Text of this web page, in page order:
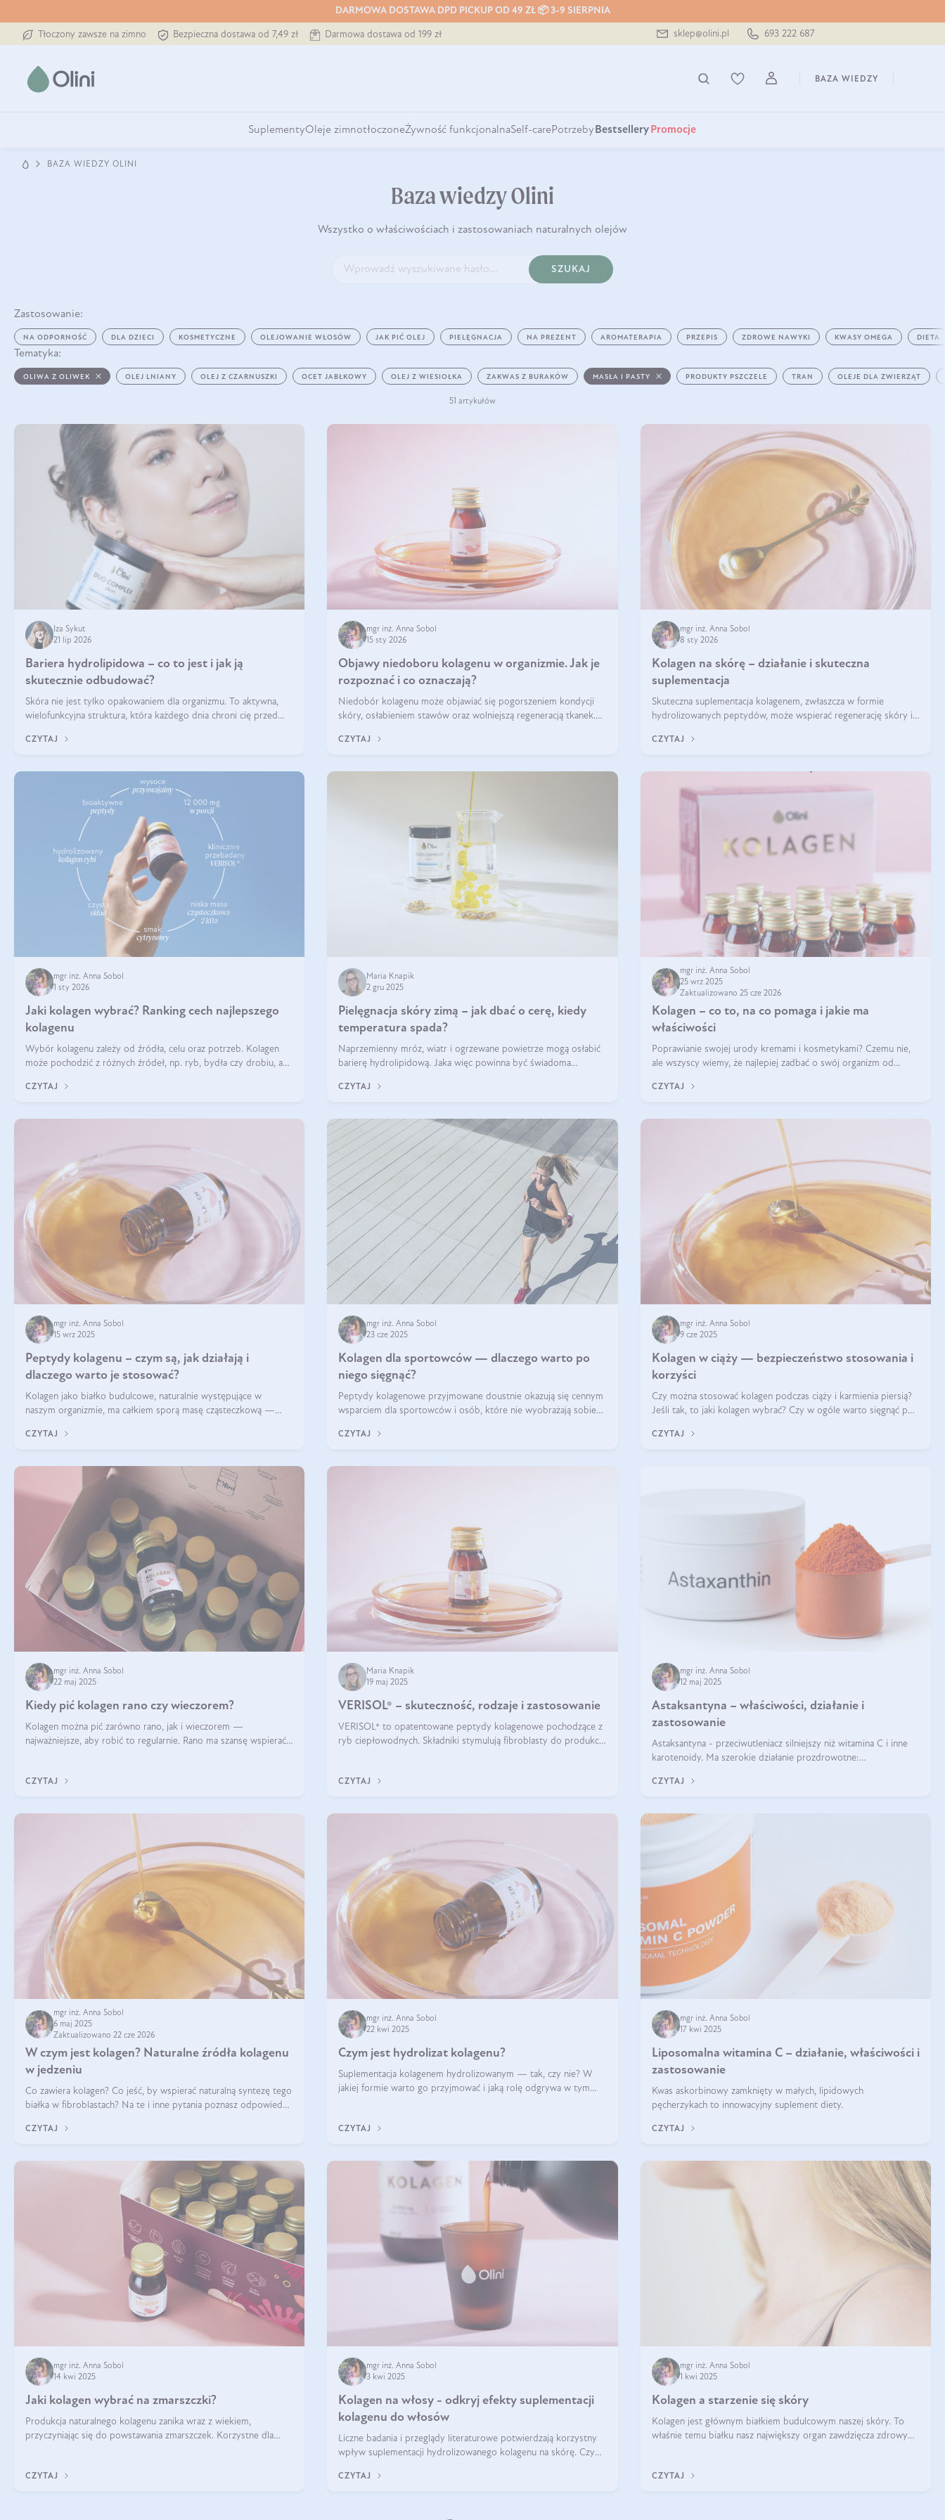
DARMOWA DOSTAWA DPD PICKUP OD 49 ZŁ 📦 3-9 SIERPNIA
Tłoczony zawsze na zimno Bezpieczna dostawa od 7,49 zł Darmowa dostawa od 199 zł sklep@olini.pl 693 222 687
BAZA WIEDZY
SuplementyOleje zimnotłoczoneŻywność funkcjonalnaSelf-carePotrzeby Bestsellery Promocje
BAZA WIEDZY OLINI
Baza wiedzy Olini
Wszystko o właściwościach i zastosowaniach naturalnych olejów
SZUKAJ
Zastosowanie:
NA ODPORNOŚĆ DLA DZIECI KOSMETYCZNE OLEJOWANIE WŁOSÓW JAK PIĆ OLEJ PIELĘGNACJA NA PREZENT AROMATERAPIA PRZEPIS ZDROWE NAWYKI KWASY OMEGA DIETA
Tematyka:
OLIWA Z OLIWEK OLEJ LNIANY OLEJ Z CZARNUSZKI OCET JABŁKOWY OLEJ Z WIESIOŁKA ZAKWAS Z BURAKÓW MASŁA I PASTY PRODUKTY PSZCZELE TRAN OLEJE DLA ZWIERZĄT
51 artykułów
Iza Sykut
21 lip 2026
Bariera hydrolipidowa – co to jest i jak ją
skutecznie odbudować?
Skóra nie jest tylko opakowaniem dla organizmu. To aktywna,
wielofunkcyjna struktura, która każdego dnia chroni cię przed
środowiskowymi. Jednym z jej kluczowych elementów jest
CZYTAJ
mgr inż. Anna Sobol
15 sty 2026
Objawy niedoboru kolagenu w organizmie. Jak je
rozpoznać i co oznaczają?
Niedobór kolagenu może objawiać się pogorszeniem kondycji
skóry, osłabieniem stawów oraz wolniejszą regeneracją tkanek.
skóry, bóle stawów, łamliwość paznokci oraz osłabienie włosów.
CZYTAJ
mgr inż. Anna Sobol
8 sty 2026
Kolagen na skórę – działanie i skuteczna
suplementacja
Skuteczna suplementacja kolagenem, zwłaszcza w formie
hydrolizowanych peptydów, może wspierać regenerację skóry i
regularnością stosowania.
CZYTAJ
mgr inż. Anna Sobol
1 sty 2026
Jaki kolagen wybrać? Ranking cech najlepszego
kolagenu
Wybór kolagenu zależy od źródła, celu oraz potrzeb. Kolagen
może pochodzić z różnych źródeł, np. ryb, bydła czy drobiu, a
sprawdza się kolagen rybi, a dla wspierania stawów — kolagen
CZYTAJ
Maria Knapik
2 gru 2025
Pielęgnacja skóry zimą – jak dbać o cerę, kiedy
temperatura spada?
Naprzemienny mróz, wiatr i ogrzewane powietrze mogą osłabić
barierę hydrolipidową. Jaka więc powinna być świadoma
CZYTAJ
mgr inż. Anna Sobol
25 wrz 2025
Zaktualizowano 25 cze 2026
Kolagen – co to, na co pomaga i jakie ma
właściwości
Poprawianie swojej urody kremami i kosmetykami? Czemu nie,
ale wszyscy wiemy, że najlepiej zadbać o swój organizm od
zewnętrzny prezentował się zdrowo i atrakcyjnie. Stosowanie
CZYTAJ
mgr inż. Anna Sobol
15 wrz 2025
Peptydy kolagenu – czym są, jak działają i
dlaczego warto je stosować?
Kolagen jako białko budulcowe, naturalnie występujące w
naszym organizmie, ma całkiem sporą masę cząsteczkową —
formie, byłby trudno strawialny. Aby był lepiej przyswajalny i
CZYTAJ
mgr inż. Anna Sobol
23 cze 2025
Kolagen dla sportowców — dlaczego warto po
niego sięgnąć?
Peptydy kolagenowe przyjmowane doustnie okazują się cennym
wsparciem dla sportowców i osób, które nie wyobrażają sobie
CZYTAJ
mgr inż. Anna Sobol
9 cze 2025
Kolagen w ciąży — bezpieczeństwo stosowania i
korzyści
Czy można stosować kolagen podczas ciąży i karmienia piersią?
Jeśli tak, to jaki kolagen wybrać? Czy w ogóle warto sięgnąć po
CZYTAJ
mgr inż. Anna Sobol
22 maj 2025
Kiedy pić kolagen rano czy wieczorem?
Kolagen można pić zarówno rano, jak i wieczorem —
najważniejsze, aby robić to regularnie. Rano ma szansę wspierać
CZYTAJ
Maria Knapik
19 maj 2025
VERISOL® – skuteczność, rodzaje i zastosowanie
VERISOL® to opatentowane peptydy kolagenowe pochodzące z
ryb ciepłowodnych. Składniki stymulują fibroblasty do produkcji
komórek skóry.
CZYTAJ
mgr inż. Anna Sobol
12 maj 2025
Astaksantyna – właściwości, działanie i
zastosowanie
Astaksantyna - przeciwutleniacz silniejszy niż witamina C i inne
karotenoidy. Ma szerokie działanie prozdrowotne:
CZYTAJ
mgr inż. Anna Sobol
6 maj 2025
Zaktualizowano 22 cze 2026
W czym jest kolagen? Naturalne źródła kolagenu
w jedzeniu
Co zawiera kolagen? Co jeść, by wspierać naturalną syntezę tego
białka w fibroblastach? Na te i inne pytania poznasz odpowiedź
CZYTAJ
mgr inż. Anna Sobol
22 kwi 2025
Czym jest hydrolizat kolagenu?
Suplementacja kolagenem hydrolizowanym — tak, czy nie? W
jakiej formie warto go przyjmować i jaką rolę odgrywa w tym
CZYTAJ
mgr inż. Anna Sobol
17 kwi 2025
Liposomalna witamina C – działanie, właściwości i
zastosowanie
Kwas askorbinowy zamknięty w małych, lipidowych
pęcherzykach to innowacyjny suplement diety.
CZYTAJ
mgr inż. Anna Sobol
14 kwi 2025
Jaki kolagen wybrać na zmarszczki?
Produkcja naturalnego kolagenu zanika wraz z wiekiem,
przyczyniając się do powstawania zmarszczek. Korzystne dla
CZYTAJ
mgr inż. Anna Sobol
3 kwi 2025
Kolagen na włosy - odkryj efekty suplementacji
kolagenu do włosów
Liczne badania i przeglądy literaturowe potwierdzają korzystny
wpływ suplementacji hydrolizowanego kolagenu na skórę. Czy
CZYTAJ
mgr inż. Anna Sobol
1 kwi 2025
Kolagen a starzenie się skóry
Kolagen jest głównym białkiem budulcowym naszej skóry. To
właśnie temu białku nasz największy organ zawdzięcza zdrowy
CZYTAJ